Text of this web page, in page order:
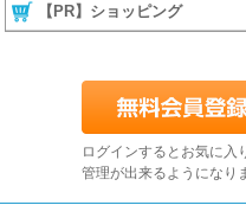
【PR】ショッピング
ログインするとお気に入
管理が出来るようになり